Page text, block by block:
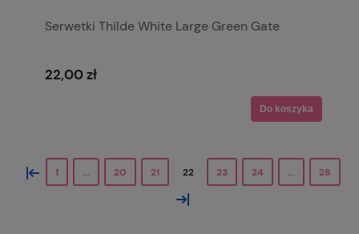
Serwetki Thilde White Large Green Gate
22,00 zł
Do koszyka
« 1 ... 20 21 22 23 24 ... 28
»